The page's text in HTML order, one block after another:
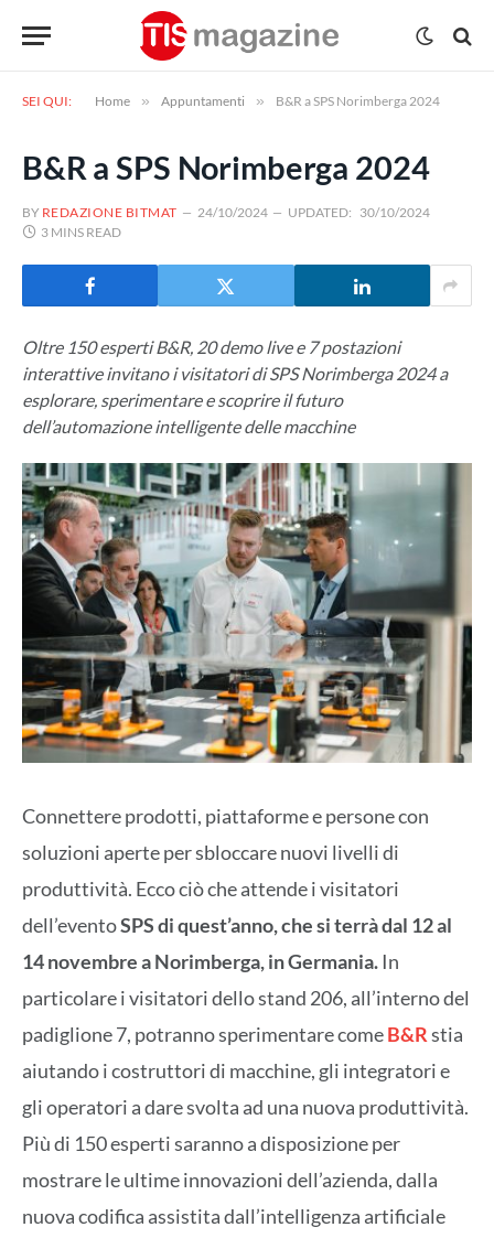
SEI QUI: Home » Appuntamenti » B&R a SPS Norimberga 2024
B&R a SPS Norimberga 2024
BY REDAZIONE BITMAT 24/10/2024 UPDATED: 30/10/2024
3 MINS READ
Oltre 150 esperti B&R, 20 demo live e 7 postazioni
interattive invitano i visitatori di SPS Norimberga 2024 a
esplorare, sperimentare e scoprire il futuro
dell’automazione intelligente delle macchine
Connettere prodotti, piattaforme e persone con
soluzioni aperte per sbloccare nuovi livelli di
produttività. Ecco ciò che attende i visitatori
dell’eventoSPS di quest’anno, che si terrà dal 12 al
14 novembre a Norimberga, in Germania. In
particolare i visitatori dello stand 206, all’interno del
padiglione 7, potranno sperimentare comeB&Rstia
aiutando i costruttori di macchine, gli integratori e
gli operatori a dare svolta ad una nuova produttività.
Più di 150 esperti saranno a disposizione per
mostrare le ultime innovazioni dell’azienda, dalla
nuova codifica assistita dall’intelligenza artificiale